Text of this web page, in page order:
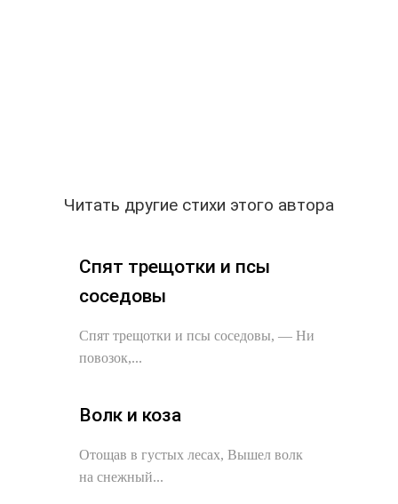
Читать другие стихи этого автора
Спят трещотки и псы
соседовы
Спят трещотки и псы соседовы, — Ни
повозок,...
Волк и коза
Отощав в густых лесах, Вышел волк
на снежный...